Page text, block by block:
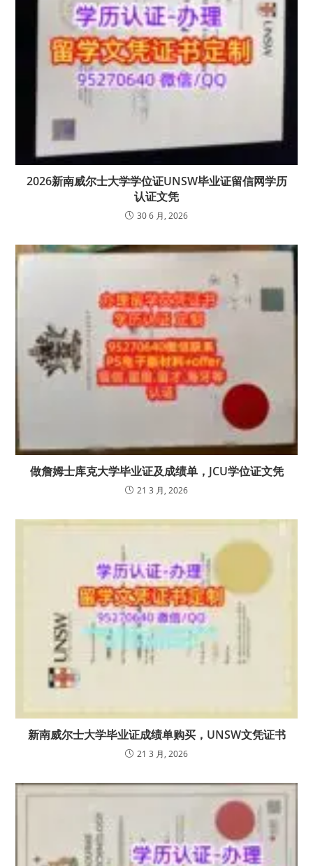
2026新南威尔士大学学位证UNSW毕业证留信网学历
认证文凭
30 6 月, 2026
做詹姆士库克大学毕业证及成绩单，JCU学位证文凭
21 3 月, 2026
新南威尔士大学毕业证成绩单购买，UNSW文凭证书
21 3 月, 2026